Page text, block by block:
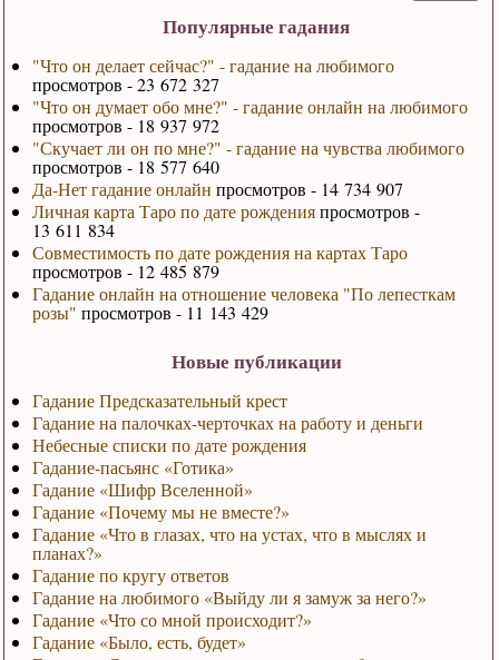
Популярные гадания
"Что он делает сейчас?" - гадание на любимого
просмотров - 23 672 327
"Что он думает обо мне?" - гадание онлайн на любимого
просмотров - 18 937 972
"Скучает ли он по мне?" - гадание на чувства любимого
просмотров - 18 577 640
Да-Нет гадание онлайн просмотров - 14 734 907
Личная карта Таро по дате рожденияпросмотров -
13 611 834
Совместимость по дате рождения на картах Таро
просмотров - 12 485 879
Гадание онлайн на отношение человека "По лепесткам
розы" просмотров - 11 143 429
Новые публикации
Гадание Предсказательный крест
Гадание на палочках-черточках на работу и деньги
Небесные списки по дате рождения
Гадание-пасьянс «Готика»
Гадание «Шифр Вселенной»
Гадание «Почему мы не вместе?»
Гадание «Что в глазах, что на устах, что в мыслях и
планах?»
Гадание по кругу ответов
Гадание на любимого «Выйду ли я замуж за него?»
Гадание «Что со мной происходит?»
Гадание «Было, есть, будет»